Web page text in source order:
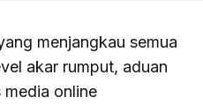
menjangkau semua
akar rumput, aduan
online